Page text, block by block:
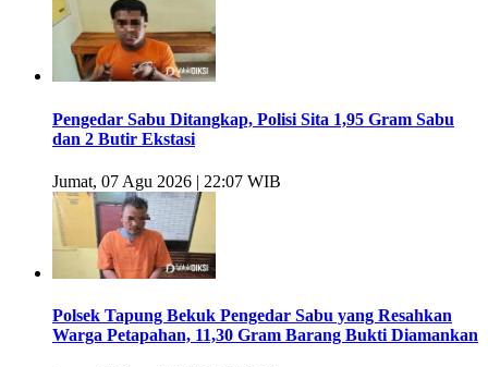
Pengedar Sabu Ditangkap, Polisi Sita 1,95 Gram Sabu
dan 2 Butir Ekstasi
Jumat, 07 Agu 2026 | 22:07 WIB
Polsek Tapung Bekuk Pengedar Sabu yang Resahkan
Warga Petapahan, 11,30 Gram Barang Bukti Diamankan